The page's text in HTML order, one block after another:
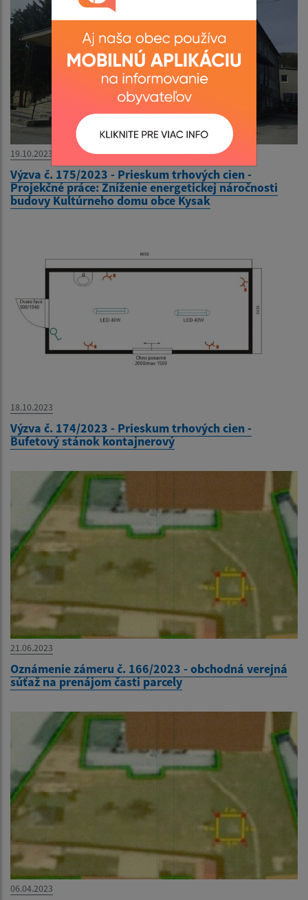
19.10.2023
Výzva č. 175/2023 - Prieskum trhových cien -
Projekčné práce: Zníženie energetickej náročnosti
budovy Kultúrneho domu obce Kysak
18.10.2023
Výzva č. 174/2023 - Prieskum trhových cien -
Bufetový stánok kontajnerový
21.06.2023
Oznámenie zámeru č. 166/2023 - obchodná verejná
súťaž na prenájom časti parcely
06.04.2023